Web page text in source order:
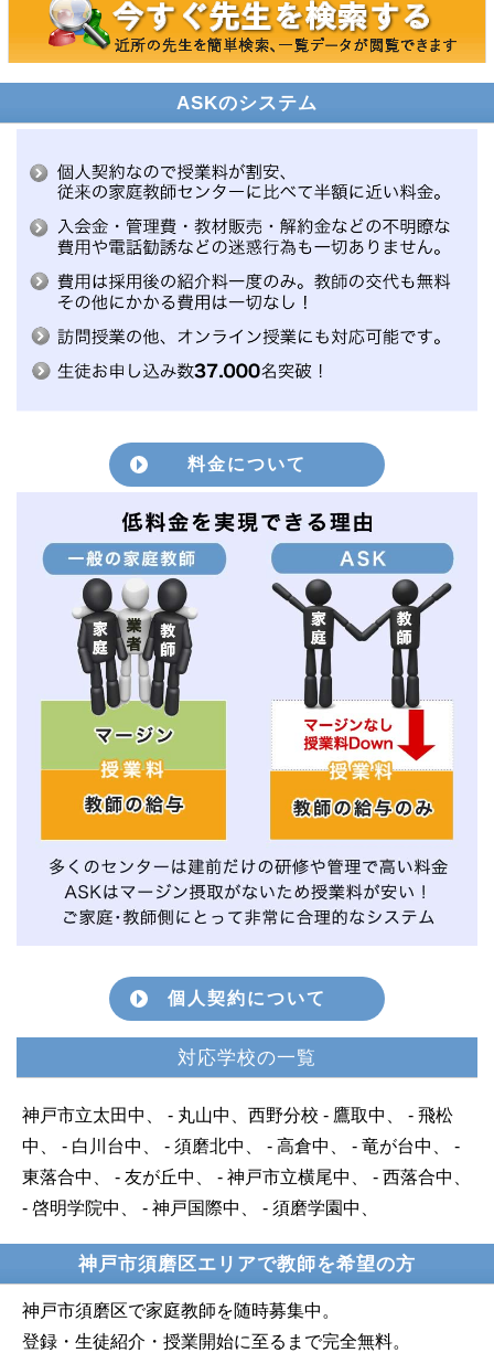
ASKのシステム
料金について
個人契約について
対応学校の一覧
神戸市立太田中、 - 丸山中、西野分校 - 鷹取中、 - 飛松
中、 - 白川台中、 - 須磨北中、 - 高倉中、 - 竜が台中、 -
東落合中、 - 友が丘中、 - 神戸市立横尾中、 - 西落合中、
- 啓明学院中、 - 神戸国際中、 - 須磨学園中、
神戸市須磨区エリアで教師を希望の方
神戸市須磨区で家庭教師を随時募集中。
登録・生徒紹介・授業開始に至るまで完全無料。